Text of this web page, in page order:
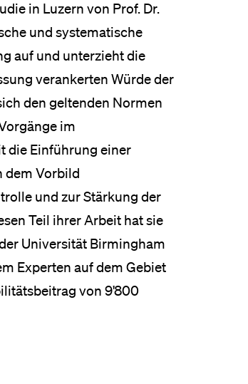
in Luzern von Prof. Dr.
und systematische
auf und unterzieht die
verankerten Würde der
den geltenden Normen
im
die Einführung einer
dem Vorbild
und zur Stärkung der
Teil ihrer Arbeit hat sie
Universität Birmingham
Experten auf dem Gebiet
von 9'800